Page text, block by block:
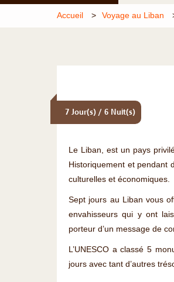
Accueil Voyage au Liban
7 Jour(s) / 6 Nuit(s)
Le Liban, est un pays
Historiquement et pendant
culturelles et économiques.
Sept jours au Liban vous
envahisseurs qui y ont
porteur d’un message de
L’UNESCO a classé 5
jours avec tant d’autres